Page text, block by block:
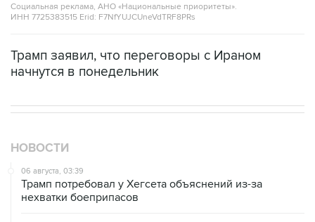
Социальная реклама, АНО «Национальные приоритеты».
ИНН 7725383515 Erid: F7NfYUJCUneVdTRF8PRs
Трамп заявил, что переговоры с Ираном
начнутся в понедельник
НОВОСТИ
06 августа, 03:39
Трамп потребовал у Хегсета объяснений из-за
нехватки боеприпасов